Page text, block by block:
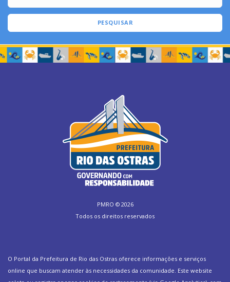
PESQUISAR
PMRO © 2026
Todos os direitos reservados
O Portal da Prefeitura de Rio das Ostras oferece informações e serviços
online que buscam atender às necessidades da comunidade. Este website